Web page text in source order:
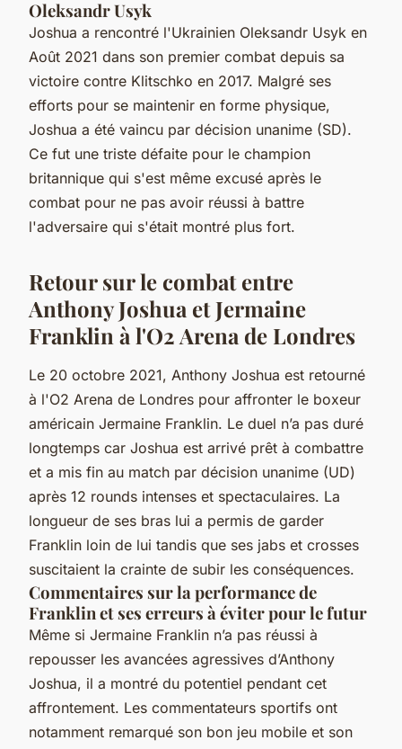
Oleksandr Usyk
Joshua a rencontré l'Ukrainien Oleksandr Usyk en
Août 2021 dans son premier combat depuis sa
victoire contre Klitschko en 2017. Malgré ses
efforts pour se maintenir en forme physique,
Joshua a été vaincu par décision unanime (SD).
Ce fut une triste défaite pour le champion
britannique qui s'est même excusé après le
combat pour ne pas avoir réussi à battre
l'adversaire qui s'était montré plus fort.
Retour sur le combat entre
Anthony Joshua et Jermaine
Franklin à l'O2 Arena de Londres
Le 20 octobre 2021, Anthony Joshua est retourné
à l'O2 Arena de Londres pour affronter le boxeur
américain Jermaine Franklin. Le duel n’a pas duré
longtemps car Joshua est arrivé prêt à combattre
et a mis fin au match par décision unanime (UD)
après 12 rounds intenses et spectaculaires. La
longueur de ses bras lui a permis de garder
Franklin loin de lui tandis que ses jabs et crosses
suscitaient la crainte de subir les conséquences.
Commentaires sur la performance de
Franklin et ses erreurs à éviter pour le futur
Même si Jermaine Franklin n’a pas réussi à
repousser les avancées agressives d’Anthony
Joshua, il a montré du potentiel pendant cet
affrontement. Les commentateurs sportifs ont
notamment remarqué son bon jeu mobile et son